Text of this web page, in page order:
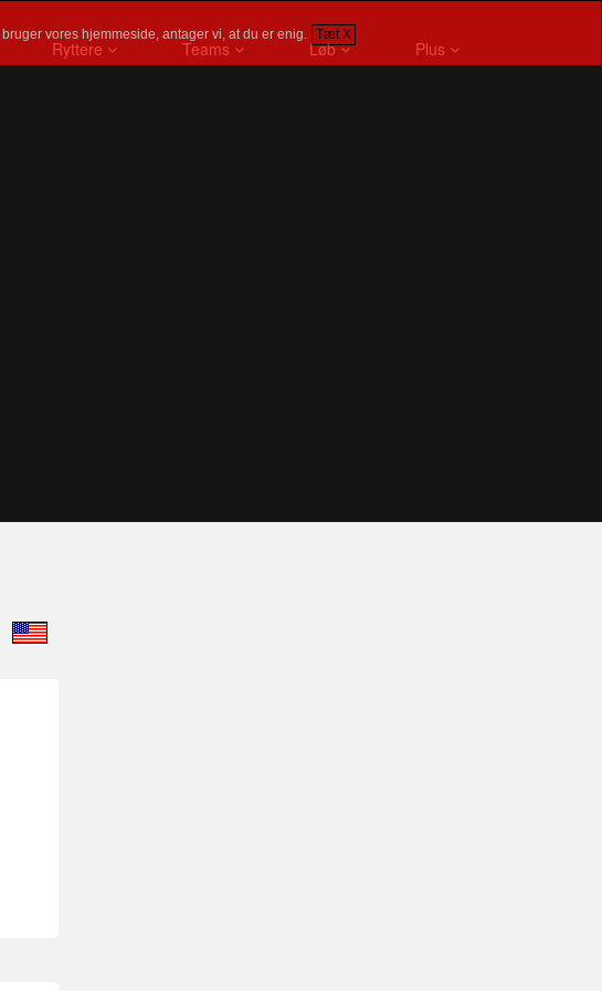
vores hjemmeside, antager vi, at du er enig. Tæt X
Ryttere Teams Løb Plus